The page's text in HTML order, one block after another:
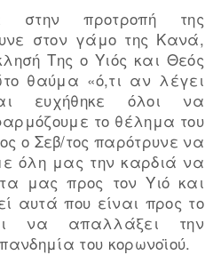
στην προτροπή της
στον γάμο της Κανά,
Της ο Υιός και Θεός
θαύμα «ό,τι αν λέγει
ευχήθηκε όλοι να
το θέλημα του
ο Σεβ/τος παρότρυνε να
όλη μας την καρδιά να
μας προς τον Υιό και
αυτά που είναι προς το
να απαλλάξει την
του κορωνοϊού.